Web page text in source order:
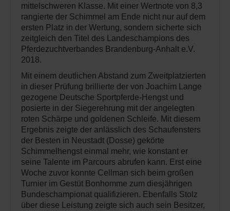
mittelschweren Klasse. Mit einer Wertnote von 8,3
rangierte der Schimmel am Ende nicht nur auf dem
ersten Platz in der Wertung, sondern sicherte sich
zeitgleich den Titel des Landeschampions des
Pferdezuchtverbandes Brandenburg-Anhalt e.V.
2018.
Mit einem deutlichen Abstand zum Zweitplatzierten
in dieser Prüfung brillierte der von Joachim Lange
gezogene Deutsche Sportpferde-Hengst und
posierte in der Siegerehrung mit der angelegten
roten Schärpe und goldenen Schleife. Mit diesem
Ergebnis zeigte der anlässlich des Schaufensters
der Besten in Neustadt (Dosse) gekörte
Schimmelhengst einmal mehr, wie konstant er
seine Talente im Parcours abrufen kann. Erst eine
Woche zuvor konnte Cellman sich beim großen
Turnier im Gestüt Bonhomme zum diesjährigen
Bundeschampionat qualifizieren. Ebenfalls Stolz
über diese Leistung zeigte sich auch sein Besitzer,